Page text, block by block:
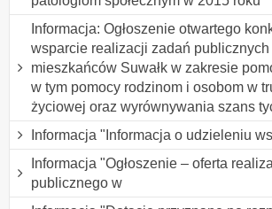
Informacja: Ogłoszenie otwartego
wsparcie realizacji zadań publicznych
mieszkańców Suwałk w zakresie
w tym pomocy rodzinom i osobom w
życiowej oraz wyrównywania szans
Informacja "Informacja o udzieleniu
Informacja "Ogłoszenie – oferta
publicznego w